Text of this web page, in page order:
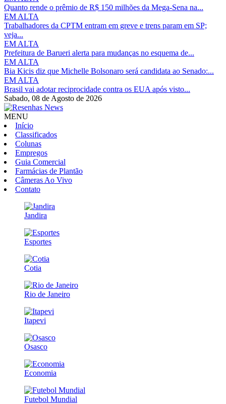
Quanto rende o prêmio de R$ 150 milhões da Mega-Sena na...
EM ALTA
Trabalhadores da CPTM entram em greve e trens param em SP;
veja...
EM ALTA
Prefeitura de Barueri alerta para mudanças no esquema de...
EM ALTA
Bia Kicis diz que Michelle Bolsonaro será candidata ao Senado:...
EM ALTA
Brasil vai adotar reciprocidade contra os EUA após visto...
Sabado, 08 de Agosto de 2026
MENU
Início
Classificados
Colunas
Empregos
Guia Comercial
Farmácias de Plantão
Câmeras Ao Vivo
Contato
Jandira
Esportes
Cotia
Rio de Janeiro
Itapevi
Osasco
Economia
Futebol Mundial